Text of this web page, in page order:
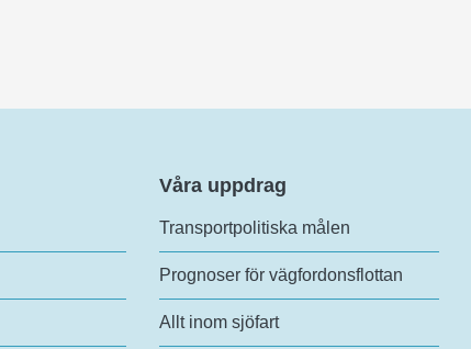
Våra uppdrag
Transportpolitiska målen
Prognoser för vägfordonsflottan
Allt inom sjöfart